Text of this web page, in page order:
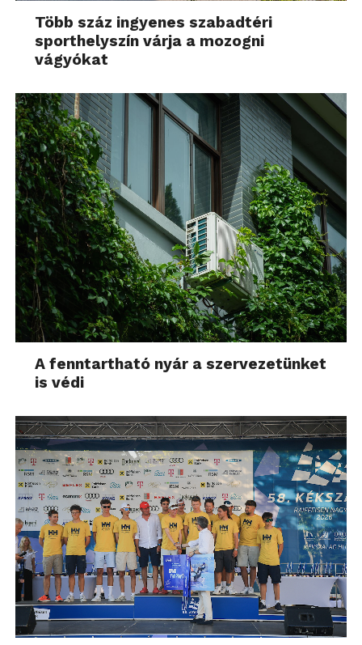
Több száz ingyenes szabadtéri
sporthelyszín várja a mozogni
vágyókat
A fenntartható nyár a szervezetünket
is védi